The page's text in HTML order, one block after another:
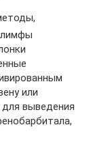
лимфы
или
выведения